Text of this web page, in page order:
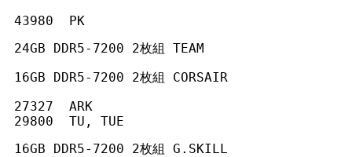
43980  PK
24GB DDR5-7200 2枚組 TEAM
16GB DDR5-7200 2枚組 CORSAIR
27327  ARK
29800  TU, TUE
16GB DDR5-7200 2枚組 G.SKILL